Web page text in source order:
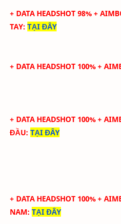
+ DATA HEADSHOT 98% +
TAY: TẠI ĐÂY
+ DATA HEADSHOT 100% +
+ DATA HEADSHOT 100% +
ĐẦU: TẠI ĐÂY
+ DATA HEADSHOT 100% +
NAM: TẠI ĐÂY